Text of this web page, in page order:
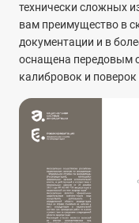
технически сложных
вам преимущество в
документации и в
оснащена передовым
калибровок и